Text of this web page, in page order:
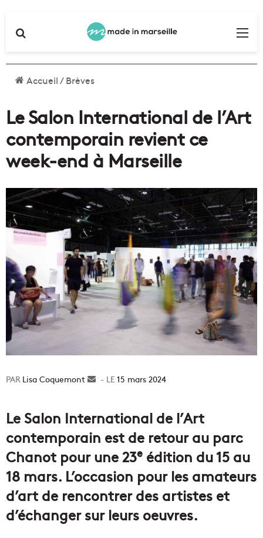
Accueil/Brèves
Le Salon International de l’Art
contemporain revient ce
week-end à Marseille
Lisa Coquemont
Envoyer15 mars 2024
Le Salon International de l’Art
contemporain est de retour au parc
Chanot pour une 23e édition du 15 au
18 mars. L’occasion pour les amateurs
d’art de rencontrer des artistes et
d’échanger sur leurs oeuvres.